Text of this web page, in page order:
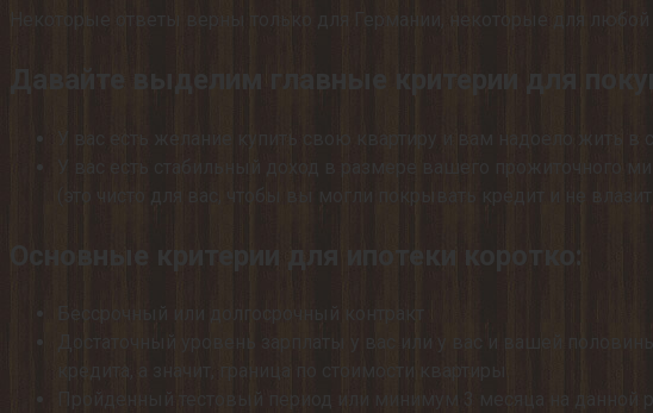
Некоторые ответы верны только для Германии, некоторые для любой
Давайте выделим главные критерии для
У вас есть желание купить свою квартиру и вам надоело жить в
У вас есть стабильный доход в размере вашего прожиточного
(это чисто для вас, чтобы вы могли покрывать кредит и не
Основные критерии для ипотеки коротко:
Бессрочный или долгосрочный контракт
Достаточный уровень зарплаты у вас или у вас и вашей
кредита, а значит, граница по стоимости квартиры.
Пройденный тестовый период или минимум 3 месяца на данной